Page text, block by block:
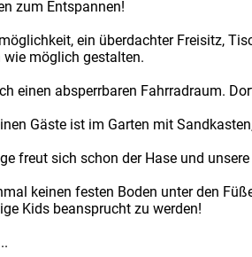
zum Entspannen!
ein überdachter Freisitz,
möglich gestalten.
einen absperrbaren Fahrradraum.
Gäste ist im Garten mit
freut sich schon der Hase und
keinen festen Boden unter den
Kids beansprucht zu werden!